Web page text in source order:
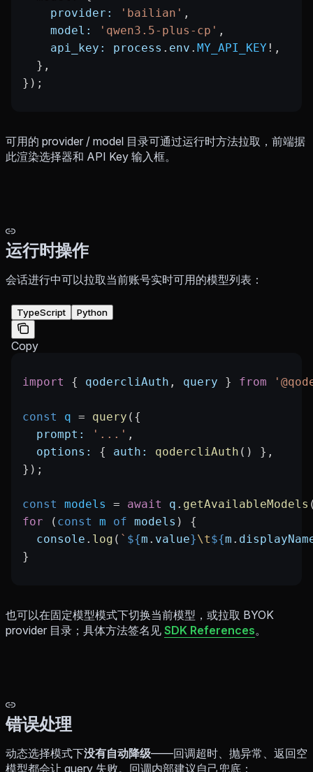
    provider:
'bailian' ,
    model:
'qwen3.5-plus-cp' ,
    api_key:
process . env . MY_API_KEY ! ,
  },
});
可用的 provider / model 目录可通过运行时方法拉取，前端据
此渲染选择器和 API Key 输入框。
运行时操作
会话进行中可以拉取当前账号实时可用的模型列表：
TypeScript Python
Copy
import { qodercliAuth , query } from
const q = query ({
  prompt:
'...' ,
  options:
{ auth: qodercliAuth () },
});
const models = await q . getAvailableModels
for ( const m of models ) {
  console
. log ( ` ${m . value}\t${m .
}
也可以在固定模型模式下切换当前模型，或拉取 BYOK
provider 目录；具体方法签名见 SDK References。
错误处理
动态选择模式下没有自动降级——回调超时、抛异常、返回空
模型都会让 query 失败。回调内部建议自己兜底：